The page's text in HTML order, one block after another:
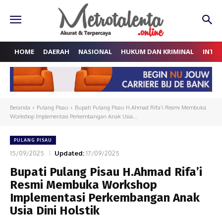
HOME DAERAH NASIONAL HUKUM DAN KRIMINAL
Beranda Pulang Pisau
Bupati Pulang Pisau H.Ahmad Rifa'i Resmi Membuka
Workshop Implementasi Perkembangan Anak Usia...
PULANG PISAU
15/09/2025 Updated:17/09/2025
Bupati Pulang Pisau H.Ahmad Rifa’i
Resmi Membuka Workshop
Implementasi Perkembangan Anak
Usia Dini Holstik